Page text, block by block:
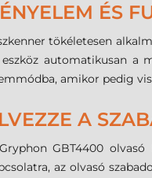
ÉS
tökéletesen
automatikusan a
amikor pedig
A
GBT4400
az olvasó